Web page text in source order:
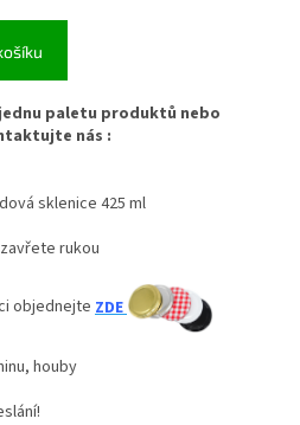
paletu produktů nebo
nás :
sklenice 425 ml
rukou
objednejte ZDE
houby